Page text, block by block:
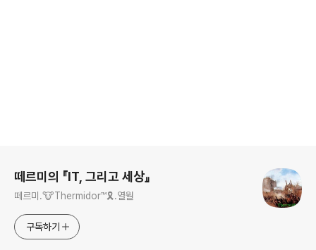
떼르미의 『IT, 그리고 세상』
떼르미.🐮Thermidor™🎗️.열월
구독하기